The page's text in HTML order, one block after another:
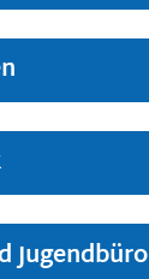
Jugendbüro